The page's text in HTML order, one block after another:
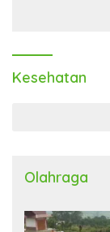
Kesehatan
Olahraga